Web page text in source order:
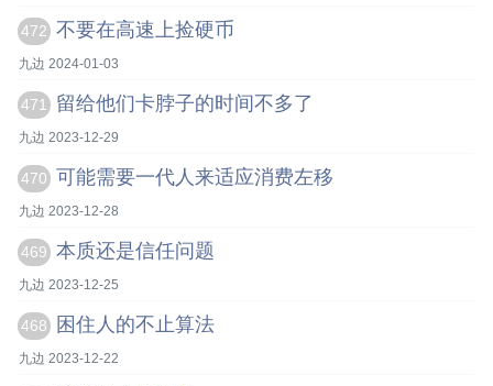
472 不要在高速上捡硬币
九边 2024-01-03
471 留给他们卡脖子的时间不多了
九边 2023-12-29
470 可能需要一代人来适应消费左移
九边 2023-12-28
469 本质还是信任问题
九边 2023-12-25
468 困住人的不止算法
九边 2023-12-22